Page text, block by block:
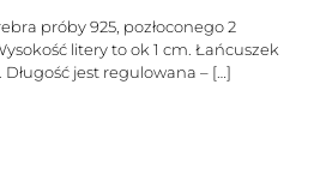
próby 925, pozłoconego 2
litery to ok 1 cm. Łańcuszek
jest regulowana – […]